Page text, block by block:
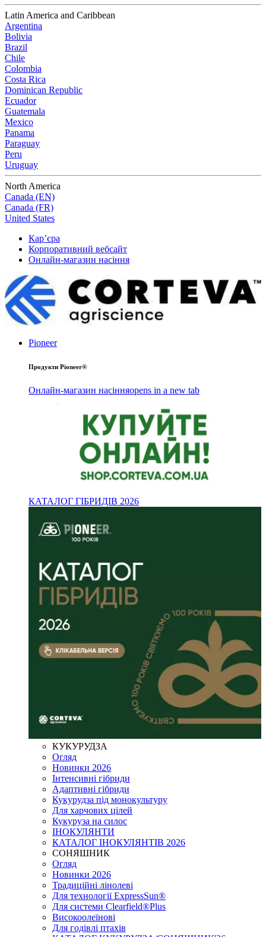
Latin America and Caribbean
Argentina
Bolivia
Brazil
Chile
Colombia
Costa Rica
Dominican Republic
Ecuador
Guatemala
Mexico
Panama
Paraguay
Peru
Uruguay
North America
Canada (EN)
Canada (FR)
United States
Кар’єра
Корпоративний вебсайт
Онлайн-магазин насіння
Pioneer
Продукти Pioneer®
Онлайн-магазин насінняopens in a new tab
КАТАЛОГ ГІБРИДІВ 2026
КУКУРУДЗА
Огляд
Новинки 2026
Інтенсивні гібриди
Адаптивні гібриди
Кукурудза під монокультуру
Для харчових цілей
Кукуруза на силос
ІНОКУЛЯНТИ
КАТАЛОГ ІНОКУЛЯНТІВ 2026
СОНЯШНИК
Огляд
Новинки 2026
Традиційні лінолеві
Для технології ExpressSun®
Для системи Clearfield®Plus
Високоолеїнові
Для годівлі птахів